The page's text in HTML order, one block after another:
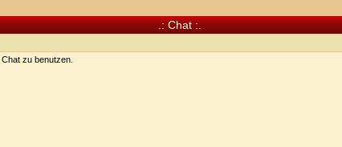
.: Chat :.
zu benutzen.